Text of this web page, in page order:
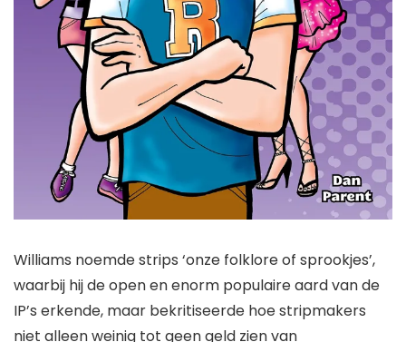
Williams noemde strips ‘onze folklore of sprookjes’,
waarbij hij de open en enorm populaire aard van de
IP’s erkende, maar bekritiseerde hoe stripmakers
niet alleen weinig tot geen geld zien van